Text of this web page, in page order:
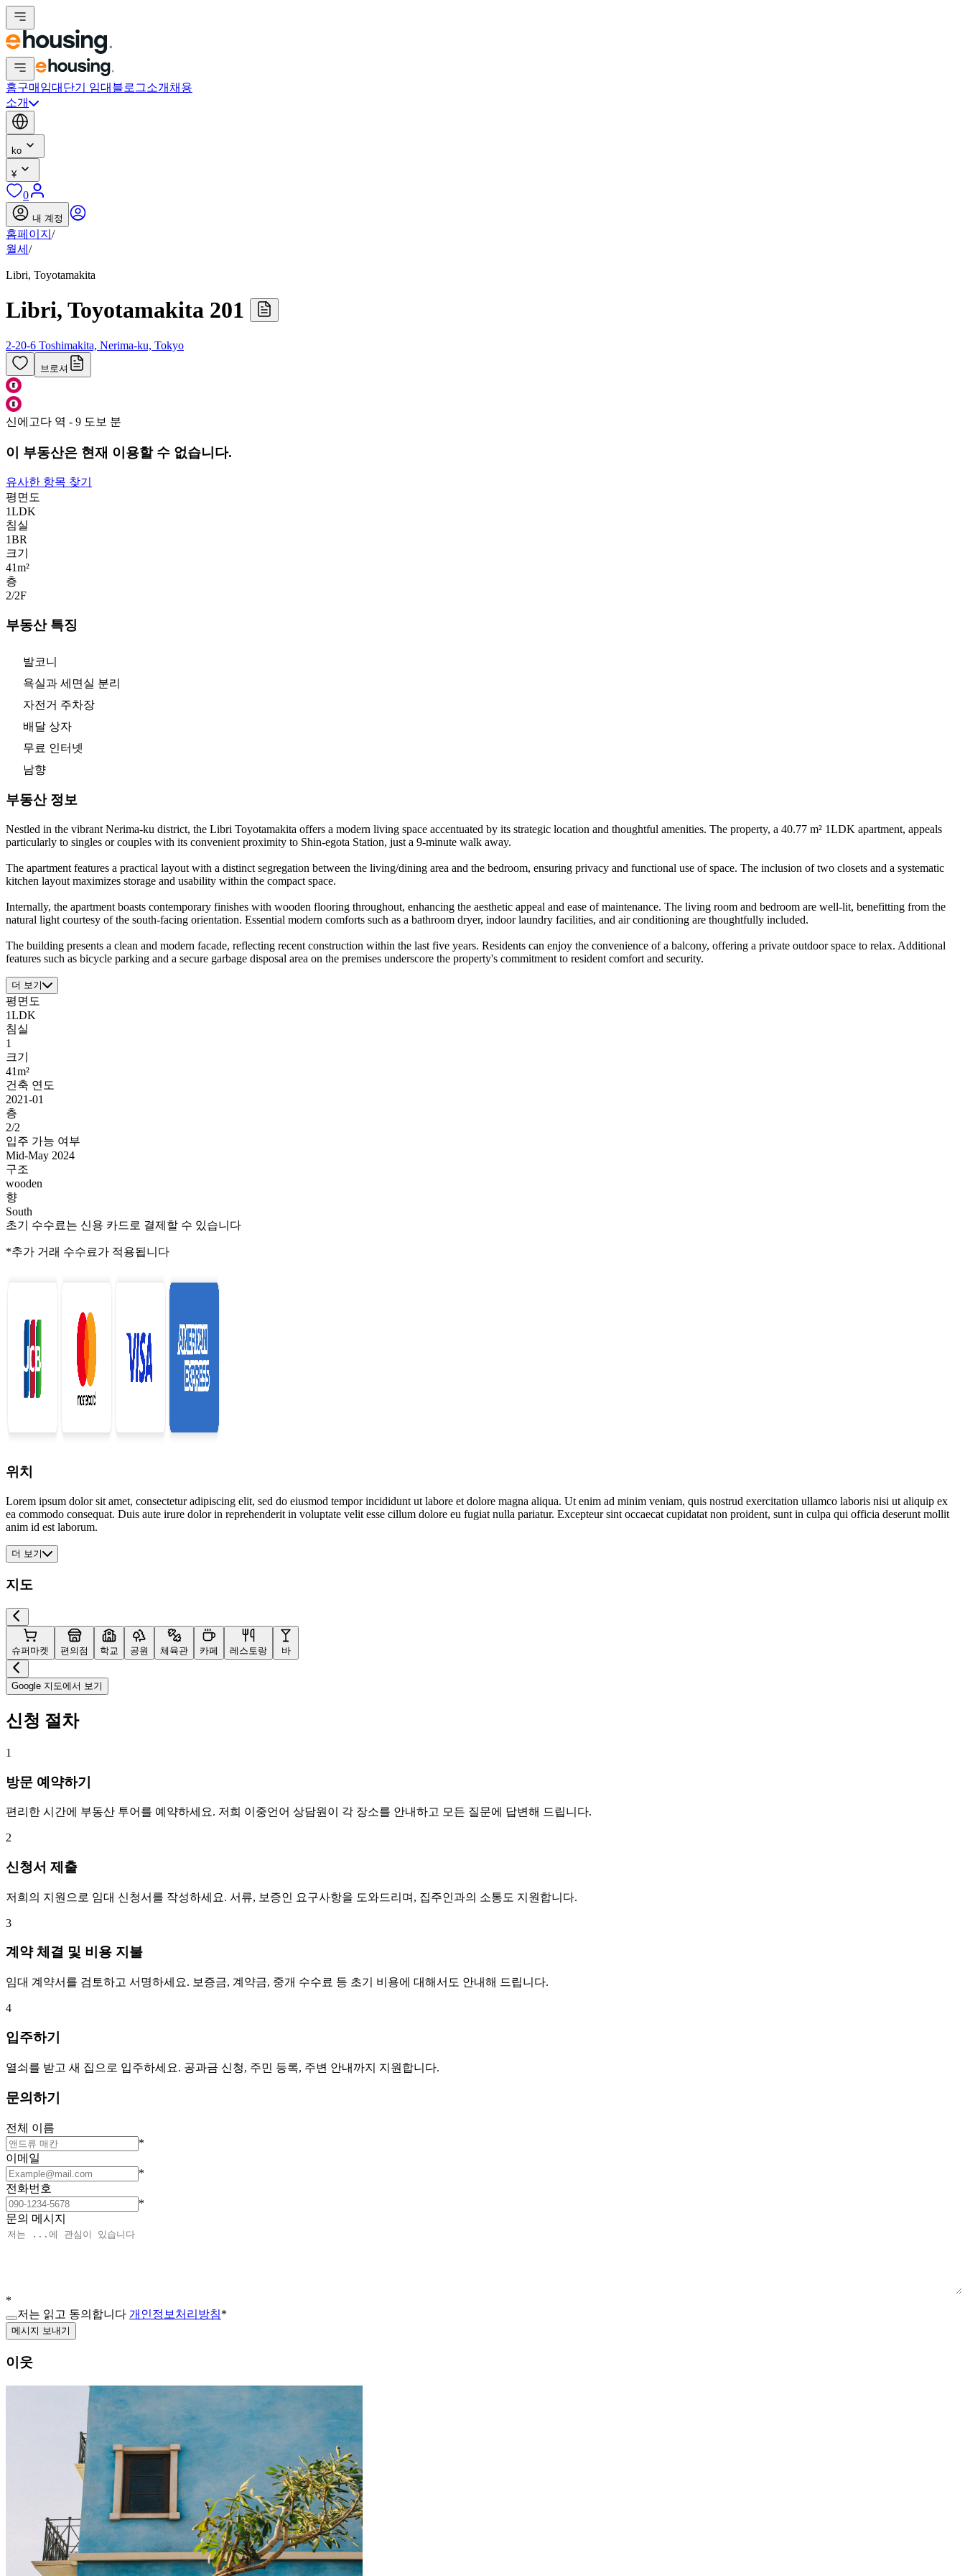
홈구매 임대 단기 임대 블로그소개 채용
소개
ko
¥
0
내 계정
홈페이지 /
월세 /
Libri, Toyotamakita
Libri, Toyotamakita 201
2-20-6 Toshimakita, Nerima-ku, Tokyo
브로셔
신에고다 역 - 9 도보 분
이 부동산은 현재 이용할 수 없습니다.
유사한 항목 찾기
평면도
1LDK
침실
1BR
크기
41m²
층
2/2F
부동산 특징
발코니
욕실과 세면실 분리
자전거 주차장
배달 상자
무료 인터넷
남향
부동산 정보
Nestled in the vibrant Nerima-ku district, the Libri Toyotamakita offers a modern living space accentuated by its strategic location and thoughtful amenities. The property, a 40.77 m² 1LDK apartment, appeals
particularly to singles or couples with its convenient proximity to Shin-egota Station, just a 9-minute walk away.
The apartment features a practical layout with a distinct segregation between the living/dining area and the bedroom, ensuring privacy and functional use of space. The inclusion of two closets and a systematic
kitchen layout maximizes storage and usability within the compact space.
Internally, the apartment boasts contemporary finishes with wooden flooring throughout, enhancing the aesthetic appeal and ease of maintenance. The living room and bedroom are well-lit, benefitting from the
natural light courtesy of the south-facing orientation. Essential modern comforts such as a bathroom dryer, indoor laundry facilities, and air conditioning are thoughtfully included.
The building presents a clean and modern facade, reflecting recent construction within the last five years. Residents can enjoy the convenience of a balcony, offering a private outdoor space to relax. Additional
features such as bicycle parking and a secure garbage disposal area on the premises underscore the property's commitment to resident comfort and security.
더 보기
평면도
1LDK
침실
1
크기
41m²
건축 연도
2021-01
층
2/2
입주 가능 여부
Mid-May 2024
구조
wooden
향
South
초기 수수료는 신용 카드로 결제할 수 있습니다
*추가 거래 수수료가 적용됩니다
위치
Lorem ipsum dolor sit amet, consectetur adipiscing elit, sed do eiusmod tempor incididunt ut labore et dolore magna aliqua. Ut enim ad minim veniam, quis nostrud exercitation ullamco laboris nisi ut aliquip ex
ea commodo consequat. Duis aute irure dolor in reprehenderit in voluptate velit esse cillum dolore eu fugiat nulla pariatur. Excepteur sint occaecat cupidatat non proident, sunt in culpa qui officia deserunt mollit
anim id est laborum.
더 보기
지도
슈퍼마켓 편의점 학교 공원 체육관 카페 레스토랑 바
Google 지도에서 보기
신청 절차
1
방문 예약하기
편리한 시간에 부동산 투어를 예약하세요. 저희 이중언어 상담원이 각 장소를 안내하고 모든 질문에 답변해 드립니다.
2
신청서 제출
저희의 지원으로 임대 신청서를 작성하세요. 서류, 보증인 요구사항을 도와드리며, 집주인과의 소통도 지원합니다.
3
계약 체결 및 비용 지불
임대 계약서를 검토하고 서명하세요. 보증금, 계약금, 중개 수수료 등 초기 비용에 대해서도 안내해 드립니다.
4
입주하기
열쇠를 받고 새 집으로 입주하세요. 공과금 신청, 주민 등록, 주변 안내까지 지원합니다.
문의하기
전체 이름
*
이메일
*
전화번호
*
문의 메시지
*
저는 읽고 동의합니다 개인정보처리방침*
메시지 보내기
이웃